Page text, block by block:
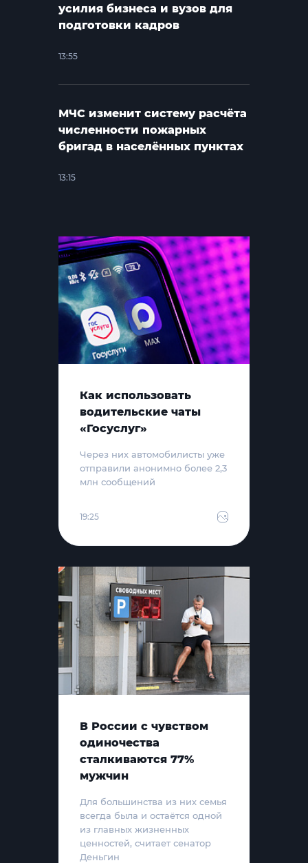
усилия бизнеса и вузов для
подготовки кадров
13:55
МЧС изменит систему расчёта
численности пожарных
бригад в населённых пунктах
13:15
Как использовать
водительские чаты
«Госуслуг»
Через них автомобилисты уже
отправили анонимно более 2,3
млн сообщений
19:25
В России с чувством
одиночества
сталкиваются 77%
мужчин
Для большинства из них семья
всегда была и остаётся одной
из главных жизненных
ценностей, считает сенатор
Деньгин